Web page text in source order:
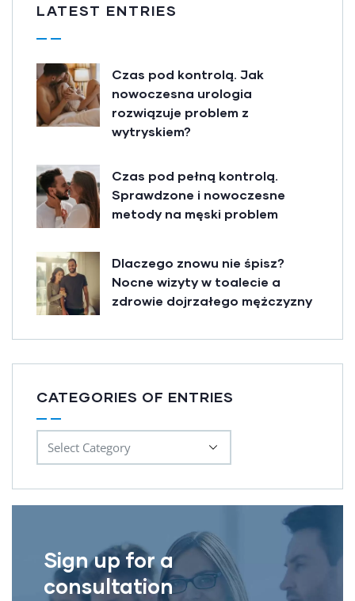
LATEST ENTRIES
Czas pod kontrolą. Jak
nowoczesna urologia
rozwiązuje problem z
wytryskiem?
Czas pod pełną kontrolą.
Sprawdzone i nowoczesne
metody na męski problem
Dlaczego znowu nie śpisz?
Nocne wizyty w toalecie a
zdrowie dojrzałego mężczyzny
CATEGORIES OF ENTRIES
Sign up for a
consultation